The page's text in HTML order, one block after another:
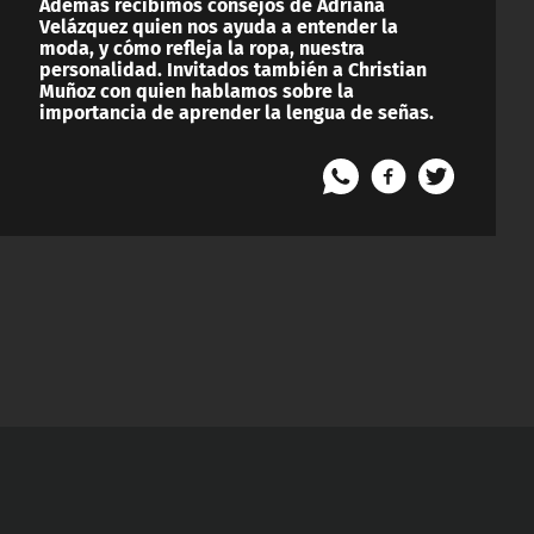
Velázquez quien nos ayuda a entender la
moda, y cómo refleja la ropa, nuestra
personalidad. Invitados también a Christian
Muñoz con quien hablamos sobre la
importancia de aprender la lengua de señas.